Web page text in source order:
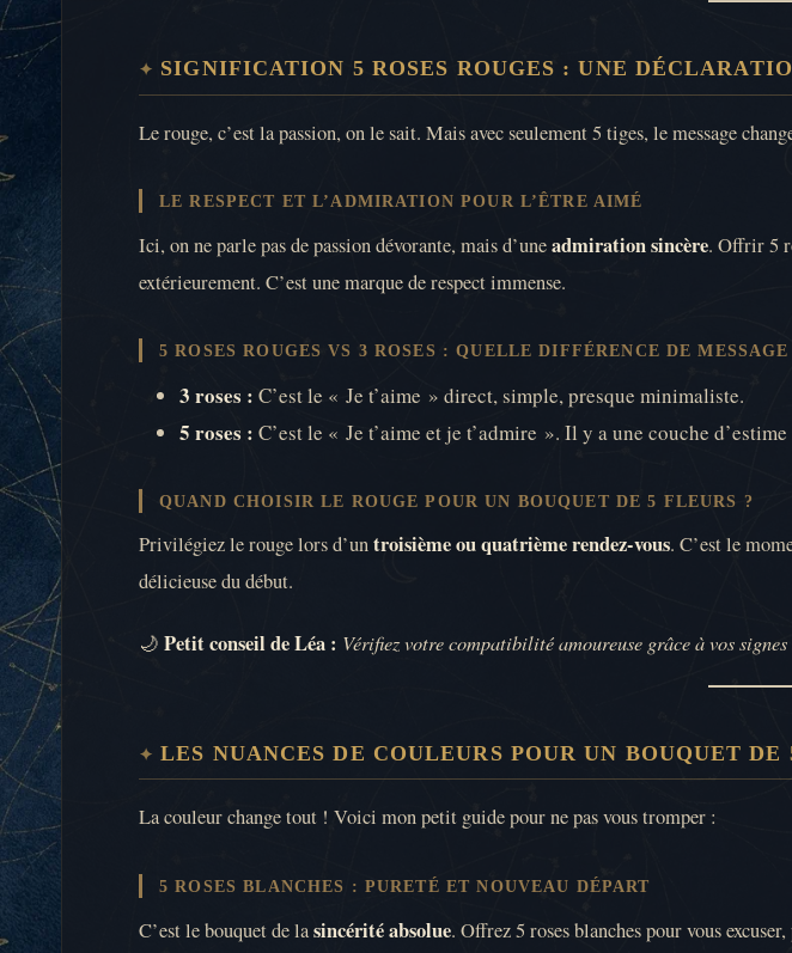
SIGNIFICATION 5 ROSES ROUGES : UNE
Le rouge, c’est la passion, on le sait. Mais avec seulement 5 tiges, le message
LE RESPECT ET L’ADMIRATION POUR L’ÊTRE AIMÉ
Ici, on ne parle pas de passion dévorante, mais d’uneadmiration sincère. Offrir 5
extérieurement. C’est une marque de respect immense.
5 ROSES ROUGES VS 3 ROSES : QUELLE DIFFÉRENCE DE MESSAGE
3 roses : C’est le « Je t’aime » direct, simple, presque minimaliste.
5 roses : C’est le « Je t’aime et je t’admire ». Il y a une couche
QUAND CHOISIR LE ROUGE POUR UN BOUQUET DE 5 FLEURS ?
Privilégiez le rouge lors d’untroisième ou quatrième rendez-vous. C’est le
délicieuse du début.
🌙 Petit conseil de Léa : Vérifiez votre compatibilité amoureuse grâce à vos
LES NUANCES DE COULEURS POUR UN BOUQUET DE
La couleur change tout ! Voici mon petit guide pour ne pas vous tromper :
5 ROSES BLANCHES : PURETÉ ET NOUVEAU DÉPART
C’est le bouquet de lasincérité absolue. Offrez 5 roses blanches pour vous